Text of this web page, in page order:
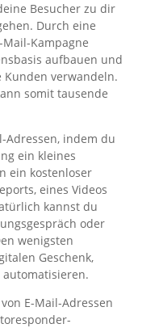
Besucher zu dir
Durch eine
Kampagne
aufbauen und
Kunden verwandeln.
somit tausende
Adressen, indem du
ein kleines
ein kostenloser
eines Videos
kannst du
oder
wenigsten
Geschenk,
E-Mail-Adressen